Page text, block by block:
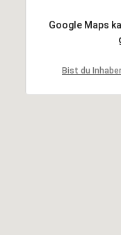
Google Maps
Bist du
Google Maps
Bist du